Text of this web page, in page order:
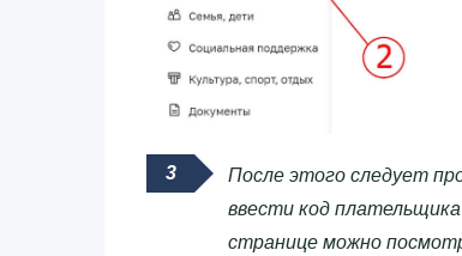
После этого следует
ввести код
странице можно